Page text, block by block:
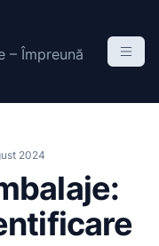
– Împreună
2024